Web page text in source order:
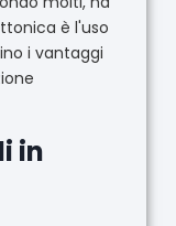
è l'uso
i vantaggi
in